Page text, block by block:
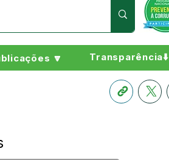
🔽 Transparência⬇️